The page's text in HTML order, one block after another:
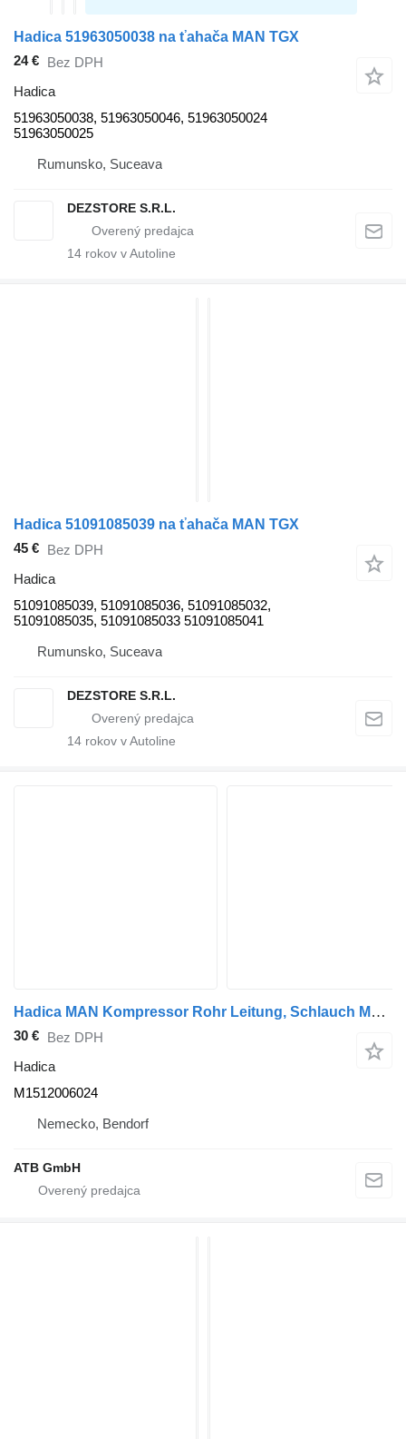
Hadica 51963050038 na ťahača MAN TGX
24 € Bez DPH
Hadica
51963050038, 51963050046, 51963050024
51963050025
Rumunsko, Suceava
DEZSTORE S.R.L.
14 rokov v Autoline
Hadica 51091085039 na ťahača MAN TGX
45 € Bez DPH
Hadica
51091085039, 51091085036, 51091085032,
51091085035, 51091085033 51091085041
Rumunsko, Suceava
DEZSTORE S.R.L.
14 rokov v Autoline
Hadica MAN Kompressor Rohr Leitung, Schlauch M1512006024 na ťahača MAN TGX Euro 6
30 € Bez DPH
Hadica
M1512006024
Nemecko, Bendorf
ATB GmbH